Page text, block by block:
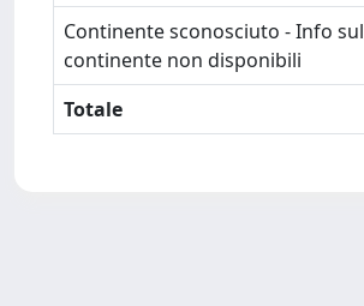
Continente sconosciuto - Info sul
continente non disponibili
Totale